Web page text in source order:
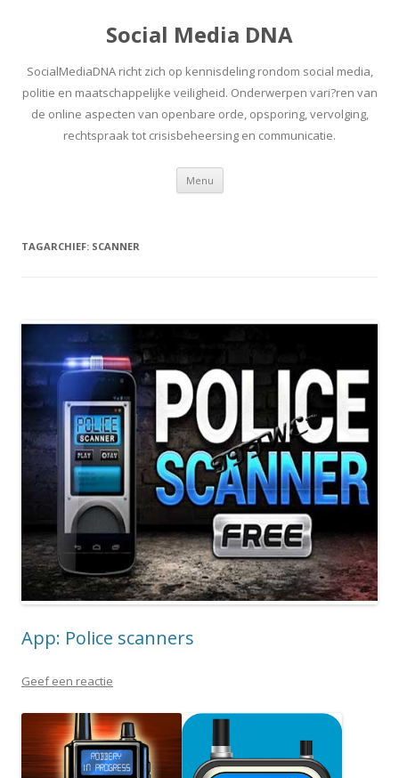
Social Media DNA
SocialMediaDNA richt zich op kennisdeling rondom social media,
politie en maatschappelijke veiligheid. Onderwerpen vari?ren van
de online aspecten van openbare orde, opsporing, vervolging,
rechtspraak tot crisisbeheersing en communicatie.
Menu Spring
inhoud
TAGARCHIEF: SCANNER
App: Police scanners
Geef een reactie